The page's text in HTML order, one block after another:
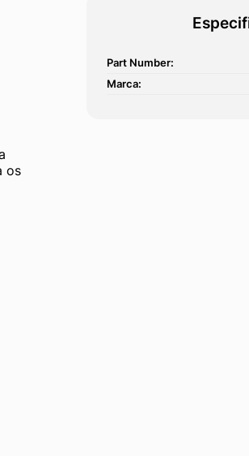
os
Part Number:
Marca: